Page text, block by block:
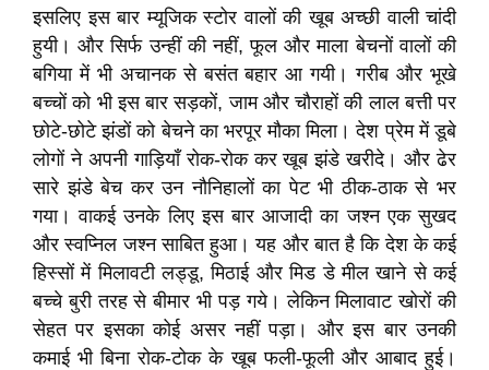
इसलिए इस बार म्यूजिक स्टोर वालों की खूब अच्छी वाली चांदी
हुयी। और सिर्फ उन्हीं की नहीं, फूल और माला बेचनों वालों की
बगिया में भी अचानक से बसंत बहार आ गयी। गरीब और भूखे
बच्चों को भी इस बार सड़कों, जाम और चौराहों की लाल बत्ती पर
छोटे-छोटे झंडों को बेचने का भरपूर मौका मिला। देश प्रेम में डूबे
लोगों ने अपनी गाड़ियाँ रोक-रोक कर खूब झंडे खरीदे। और ढेर
सारे झंडे बेच कर उन नौनिहालों का पेट भी ठीक-ठाक से भर
गया। वाकई उनके लिए इस बार आजादी का जश्न एक सुखद
और स्वप्निल जश्न साबित हुआ। यह और बात है कि देश के कई
हिस्सों में मिलावटी लड्डू, मिठाई और मिड डे मील खाने से कई
बच्चे बुरी तरह से बीमार भी पड़ गये। लेकिन मिलावाट खोरों की
सेहत पर इसका कोई असर नहीं पड़ा। और इस बार उनकी
कमाई भी बिना रोक-टोक के खूब फली-फूली और आबाद हुई।